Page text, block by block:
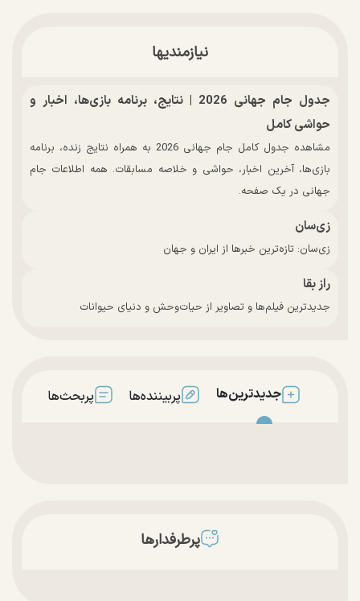
نیازمندیها
جدول جام جهانی 2026 | نتایج، برنامه بازی‌ها، اخبار و
حواشی کامل
مشاهده جدول کامل جام جهانی 2026 به همراه نتایج زنده، برنامه
بازی‌ها، آخرین اخبار، حواشی و خلاصه مسابقات. همه اطلاعات جام
جهانی در یک صفحه.
زی‌سان
زی‌سان: تازه‌ترین خبرها از ایران و جهان
راز بقا
جدیدترین فیلم‌ها و تصاویر از حیات‌وحش و دنیای حیوانات
جدیدترین‌ها پربیننده‌ها پربحث‌ها
پرطرفدارها